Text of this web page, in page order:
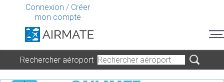
Connexion / Créer
mon compte
Rechercher aéroport